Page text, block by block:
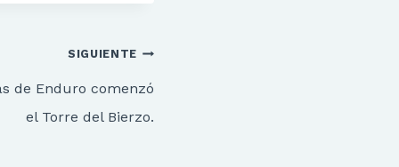
SIGUIENTE
de Enduro comenzó
el Torre del Bierzo.